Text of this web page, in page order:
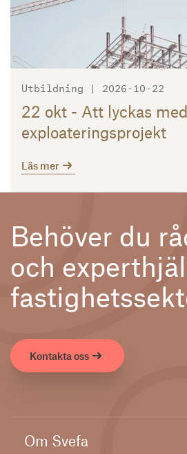
Utbildning | 2026-10-22
22 okt - Att lyckas med
exploateringsprojekt
Läs mer
Behöver du
och
Kontakta oss
Om Svefa